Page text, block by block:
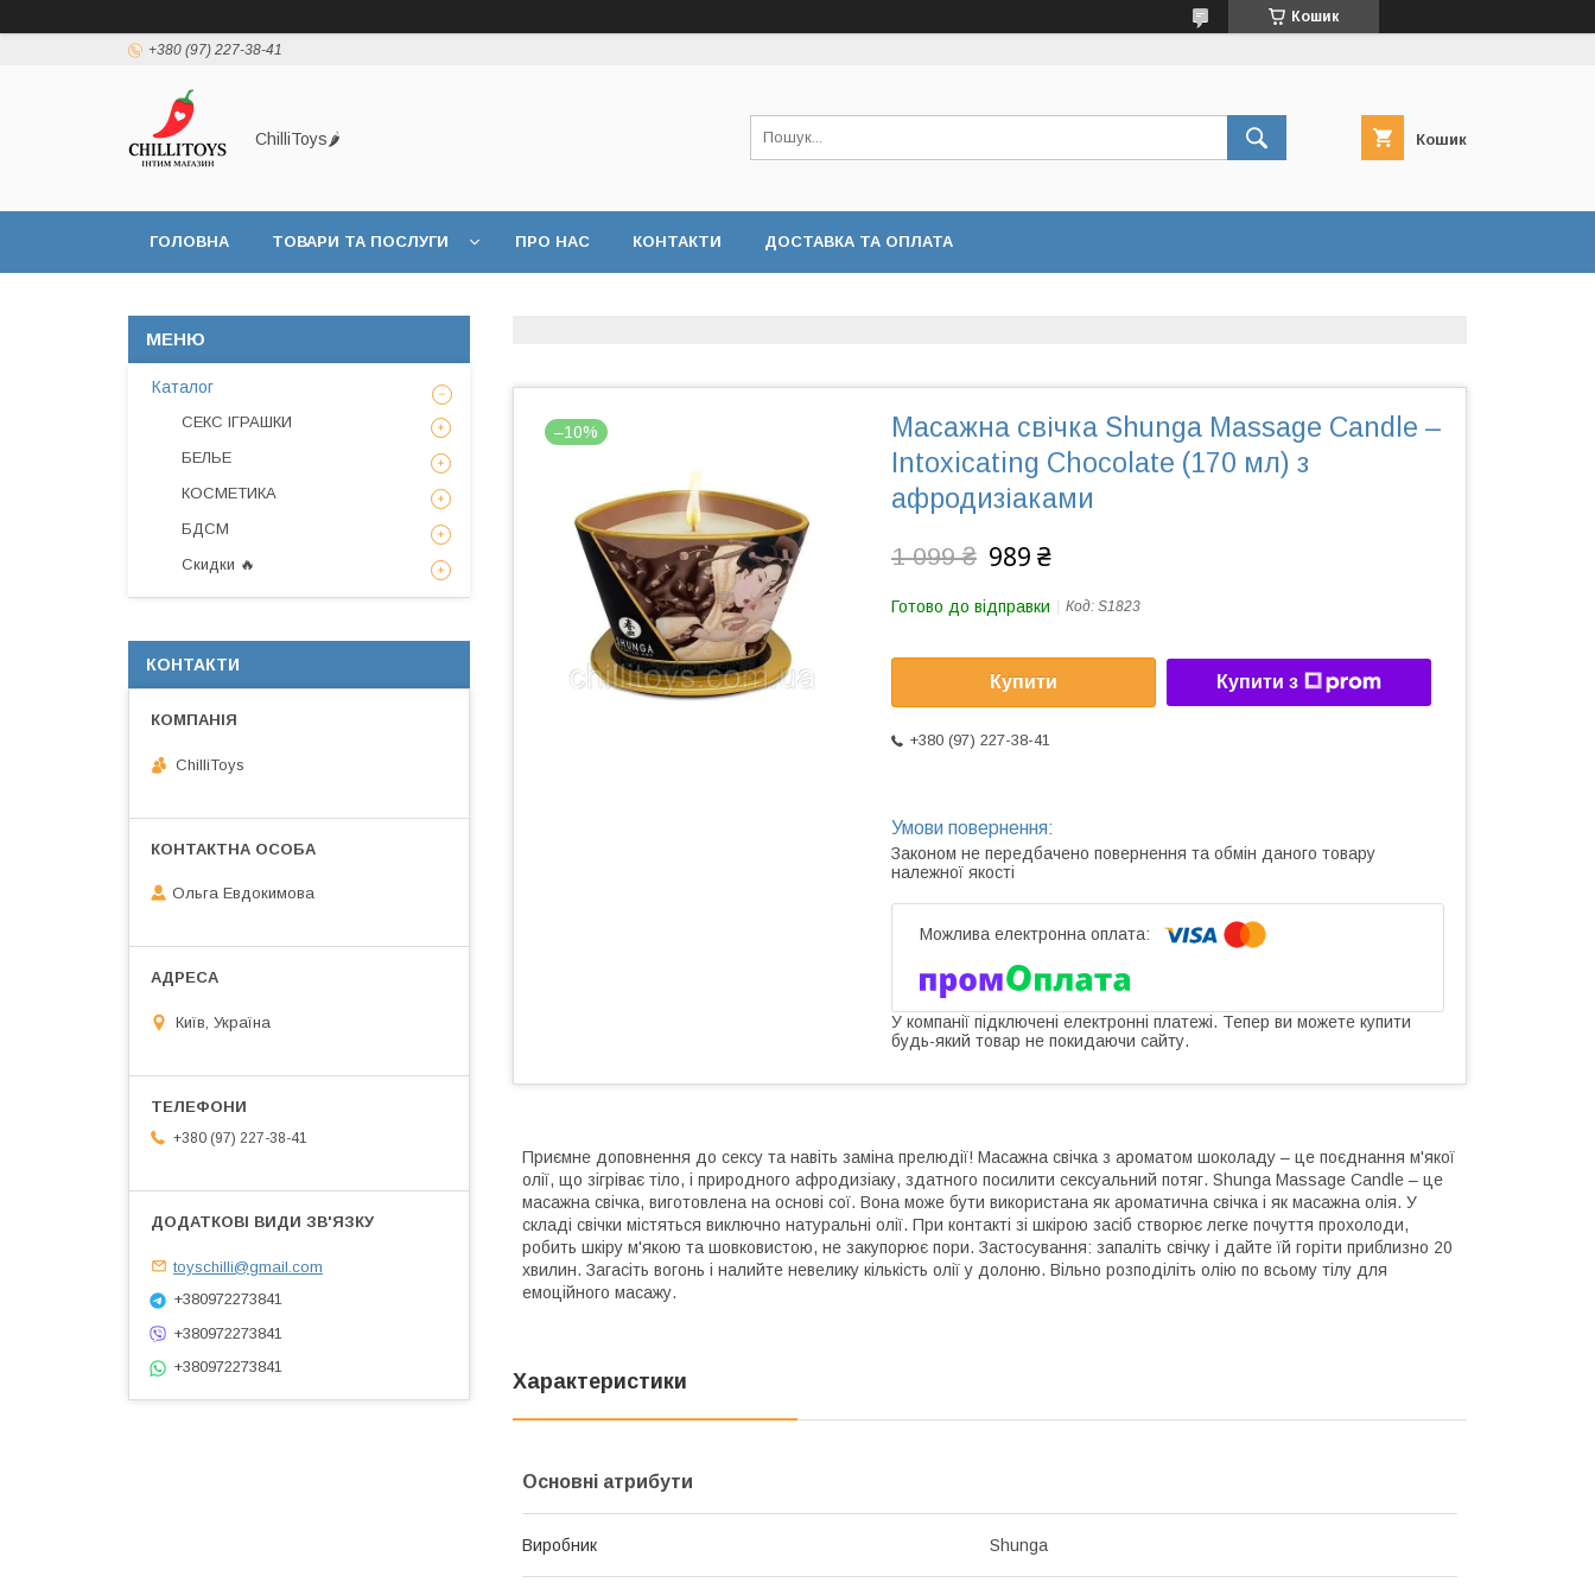
Кошик
+380 (97) 227-38-41
ChilliToys🌶️ Кошик
ГОЛОВНА ТОВАРИ ТА ПОСЛУГИ ПРО НАС КОНТАКТИ ДОСТАВКА ТА ОПЛАТА
–10%
Масажна свічка Shunga Massage Candle –
Intoxicating Chocolate (170 мл) з
афродизіаками
1 099 ₴ 989 ₴
Готово до відправки Код: S1823
Купити Купити з
+380 (97) 227-38-41
Законом не передбачено повернення та обмін даного товару
належної якості
У компанії підключені електронні платежі. Тепер ви можете купити
будь-який товар не покидаючи сайту.
Приємне доповнення до сексу та навіть заміна прелюдії! Масажна свічка з ароматом шоколаду – це поєднання м'якої
олії, що зігріває тіло, і природного афродизіаку, здатного посилити сексуальний потяг. Shunga Massage Candle – це
масажна свічка, виготовлена на основі сої. Вона може бути використана як ароматична свічка і як масажна олія. У
складі свічки містяться виключно натуральні олії. При контакті зі шкірою засіб створює легке почуття прохолоди,
робить шкіру м'якою та шовковистою, не закупорює пори. Застосування: запаліть свічку і дайте їй горіти приблизно 20
хвилин. Загасіть вогонь і налийте невелику кількість олії у долоню. Вільно розподіліть олію по всьому тілу для
емоційного масажу.
Характеристики
Основні атрибути
Виробник Shunga
Каталог
СЕКС ІГРАШКИ
БЕЛЬЕ
КОСМЕТИКА
БДСМ
Скидки 🔥
КОНТАКТИ
ChilliToys
Ольга Евдокимова
Київ, Україна
+380 (97) 227-38-41
toyschilli@gmail.com
+380972273841
+380972273841
+380972273841